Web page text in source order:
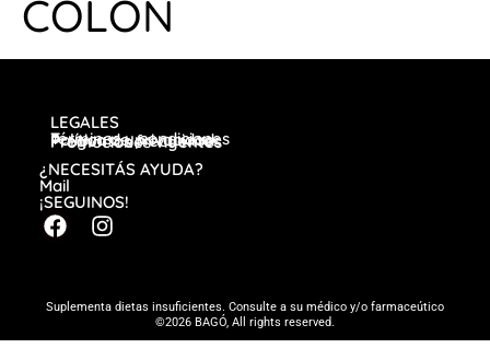
COLON
LEGALES
Términos y condiciones
Política de privacidad
Preguntas frecuentes
Promociones vigentes
¿NECESITÁS AYUDA?
Mail
¡SEGUINOS!
Suplementa dietas insuficientes. Consulte a su médico y/o farmaceútico
©2026 BAGÓ, All rights reserved.